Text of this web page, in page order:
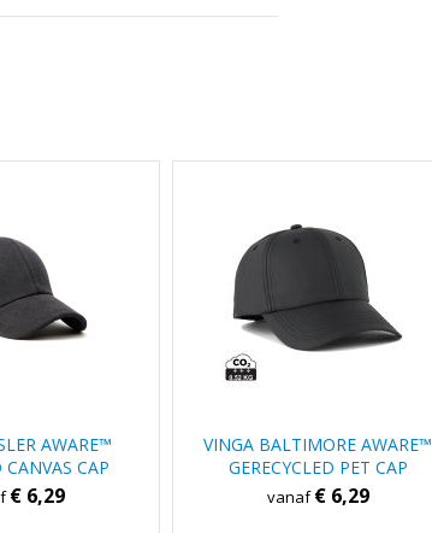
AWARE™
CANVAS CAP
€ 6,29
VINGA BALTIMORE AWARE™
GERECYCLED PET CAP
vanaf€ 6,29